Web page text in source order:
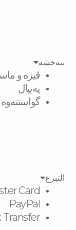
ببەخشە
ڤیزە و
پەیپال
گواستنەوە
التبرع
Card
PayPal